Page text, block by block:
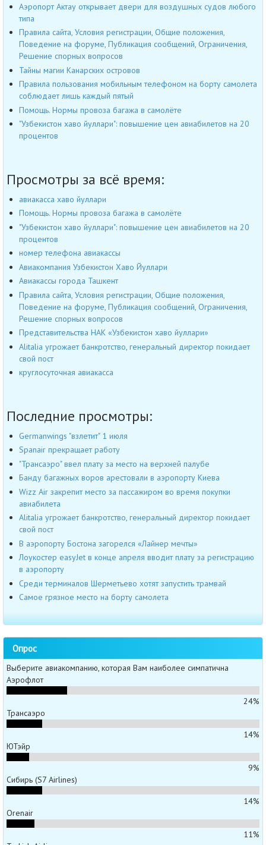
Аэропорт Актау открывает двери для воздушных судов любого
типа
Правила сайта, Условия регистрации, Общие положения,
Поведение на форуме, Публикация сообщений, Ограничения,
Решение спорных вопросов
Тайны магии Канарских островов
Правила пользования мобильным телефоном на борту самолета
соблюдает лишь каждый пятый
Помощь. Нормы провоза багажа в самолёте
"Узбекистон хаво йуллари": повышение цен авиабилетов на 20
процентов
Просмотры за всё время:
авиакасса хаво йуллари
Помощь. Нормы провоза багажа в самолёте
"Узбекистон хаво йуллари": повышение цен авиабилетов на 20
процентов
номер телефона авиакассы
Авиакомпания Узбекистон Хаво Йуллари
Авиакассы города Ташкент
Правила сайта, Условия регистрации, Общие положения,
Поведение на форуме, Публикация сообщений, Ограничения,
Решение спорных вопросов
Представительства НАК «Узбекистон хаво йуллари»
Alitalia угрожает банкротство, генеральный директор покидает
свой пост
круглосуточная авиакасса
Последние просмотры:
Germanwings "взлетит" 1 июля
Spanair прекращает работу
"Трансаэро" ввел плату за место на верхней палубе
Банду багажных воров арестовали в аэропорту Киева
Wizz Air закрепит место за пассажиром во время покупки
авиабилета
Alitalia угрожает банкротство, генеральный директор покидает
свой пост
В аэропорту Бостона загорелся «Лайнер мечты»
Лоукостер easyJet в конце апреля вводит плату за регистрацию
в аэропорту
Среди терминалов Шерметьево хотят запустить трамвай
Самое грязное место на борту самолета
Опрос
Выберите авиакомпанию, которая Вам наиболее симпатична
Аэрофлот
24%
Трансаэро
14%
ЮТэйр
9%
Сибирь (S7 Airlines)
14%
Orenair
11%